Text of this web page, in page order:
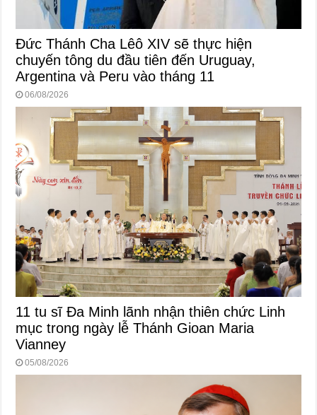
Đức Thánh Cha Lêô XIV sẽ thực hiện
chuyến tông du đầu tiên đến Uruguay,
Argentina và Peru vào tháng 11
06/08/2026
11 tu sĩ Đa Minh lãnh nhận thiên chức Linh
mục trong ngày lễ Thánh Gioan Maria
Vianney
05/08/2026